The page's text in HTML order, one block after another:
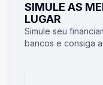
SIMULE AS
LUGAR
Simule seu
bancos e consiga